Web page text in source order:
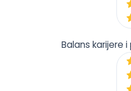
Balans karijere